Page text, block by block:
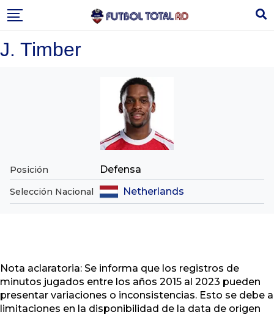
to
J. Timber
Posición Defensa
Selección Nacional Netherlands
Nota aclaratoria: Se informa que los registros de
minutos jugados entre los años 2015 al 2023 pueden
presentar variaciones o inconsistencias. Esto se debe a
limitaciones en la disponibilidad de la data de origen